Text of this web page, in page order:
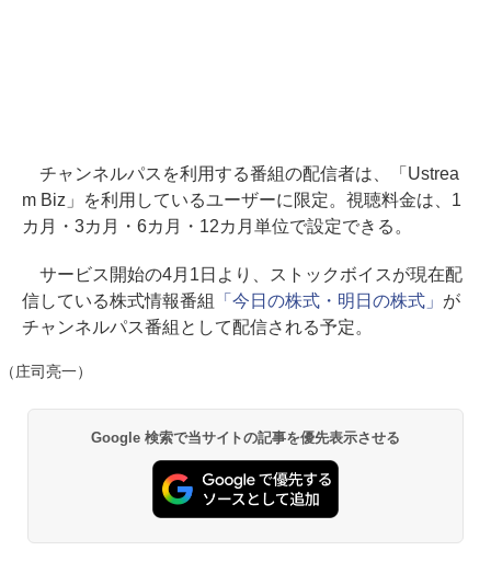
チャンネルパスを利用する番組の配信者は、「Ustrea
m Biz」を利用しているユーザーに限定。視聴料金は、1
カ月・3カ月・6カ月・12カ月単位で設定できる。
サービス開始の4月1日より、ストックボイスが現在配
信している株式情報番組
「今日の株式・明日の株式」 が
チャンネルパス番組として配信される予定。
（庄司亮一）
Google 検索で当サイトの記事を優先表示させる